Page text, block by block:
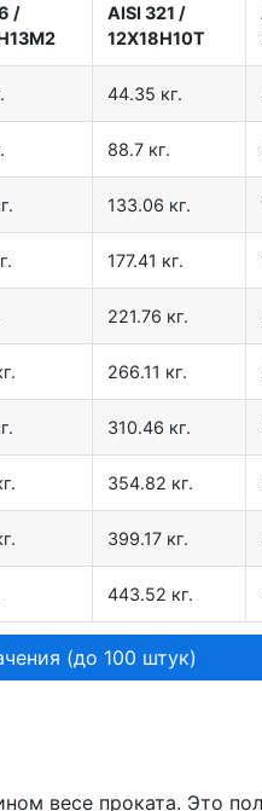
/
AISI 321 /
12Х18Н10Т
44.35 кг.
88.7 кг.
133.06 кг.
177.41 кг.
221.76 кг.
266.11 кг.
310.46 кг.
354.82 кг.
399.17 кг.
443.52 кг.
(до 100 штук)
весе проката. Это